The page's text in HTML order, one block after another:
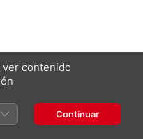
ver contenido
Continuar